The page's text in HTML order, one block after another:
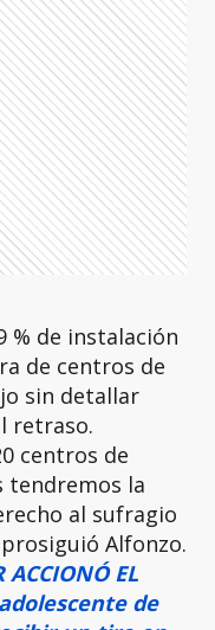
% de instalación
de centros de
sin detallar
retraso.
centros de
tendremos la
al sufragio
Alfonzo.
ACCIONÓ EL
adolescente de